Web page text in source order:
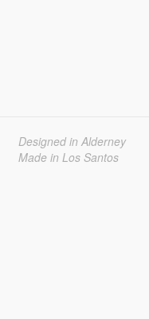
Designed in Alderney
Made in Los Santos